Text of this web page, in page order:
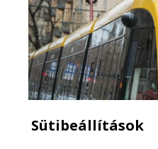
Sütibeállítások